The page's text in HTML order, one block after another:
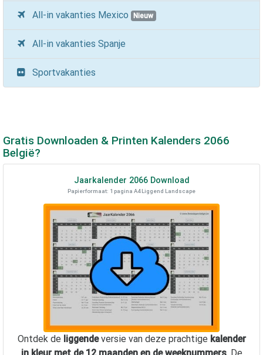
All-in vakanties Mexico Nieuw
All-in vakanties Spanje
Sportvakanties
Gratis Downloaden & Printen Kalenders 2066
België?
Jaarkalender 2066Download
Papierformaat: 1 pagina A4 Liggend Landscape
Ontdek de liggendeversie van deze prachtige kalender